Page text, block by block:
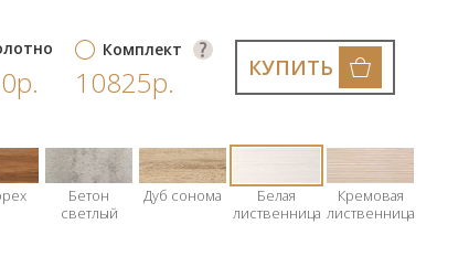
КУПИТЬ
Комплект
10825р.
Бетон
светлый
Дуб сонома
Белая
лиственница
Кремовая
лиственница